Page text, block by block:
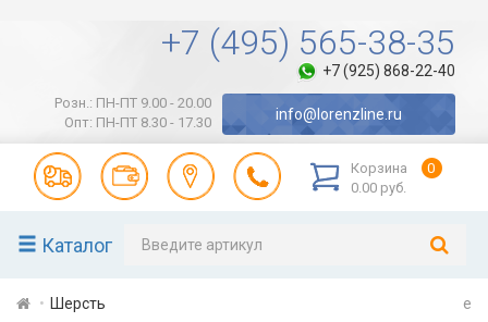
+7 (495) 565-38-35
+7 (925) 868-22-40
Розн.: ПН-ПТ 9.00 - 20.00
Опт: ПН-ПТ 8.30 - 17.30
info@lorenzline.ru
Корзина
0
0.00 руб.
Каталог
Шерсть e